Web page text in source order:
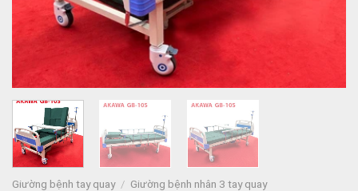
Giường bệnh tay quay / Giường bệnh nhân 3 tay quay